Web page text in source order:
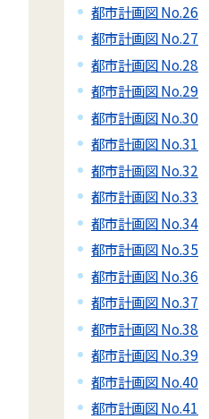
都市計画図 No.26
都市計画図 No.27
都市計画図 No.28
都市計画図 No.29
都市計画図 No.30
都市計画図 No.31
都市計画図 No.32
都市計画図 No.33
都市計画図 No.34
都市計画図 No.35
都市計画図 No.36
都市計画図 No.37
都市計画図 No.38
都市計画図 No.39
都市計画図 No.40
都市計画図 No.41